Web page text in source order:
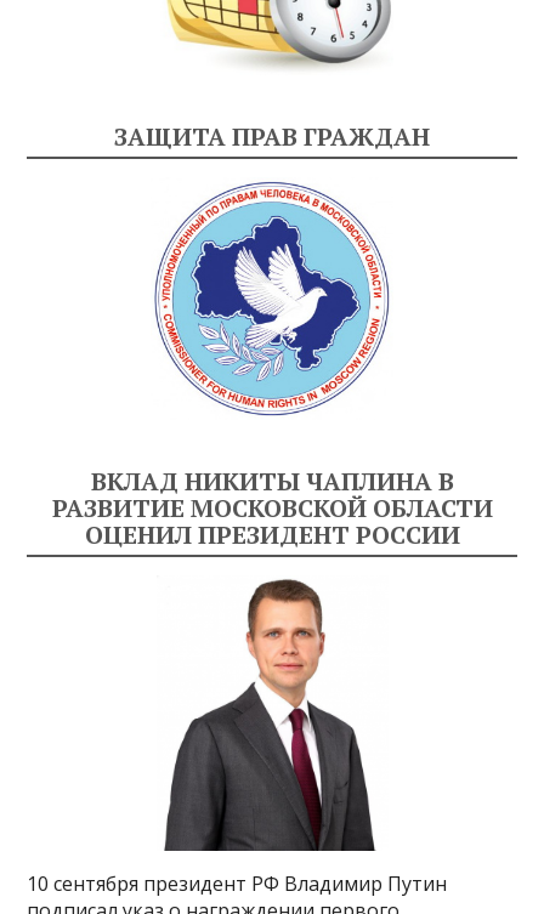
ЗАЩИТА ПРАВ ГРАЖДАН
ВКЛАД НИКИТЫ ЧАПЛИНА В
РАЗВИТИЕ МОСКОВСКОЙ ОБЛАСТИ
ОЦЕНИЛ ПРЕЗИДЕНТ РОССИИ
10 сентября президент РФ Владимир Путин